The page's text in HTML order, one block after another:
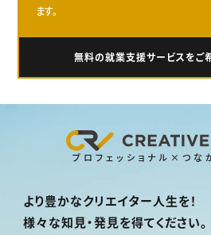
ます。
無料の就業支援サービスをご
プロフェッショナル×つな
より豊かなクリエイター人生を！
様々な知見・発見を得てください。